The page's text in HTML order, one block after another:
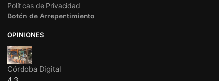
Políticas de Privacidad
Botón de Arrepentimiento
OPINIONES
Córdoba Digital